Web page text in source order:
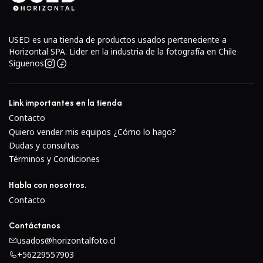
Pantalla táctil LCD de
1080/60p.
Sistema AF híbrido con325 puntos(detección de fase
y contraste).
Visor electrónico OLED de2.36m puntos.
Disparo en ráfaga hasta
Conectividad
control remoto.
Cuerpo compacto, ligero y de diseño clásico.
Color:Negro.
USED es una tienda de productos usados perteneciente a
Horizontal SPA. Lider en la industria de la fotografía en Chile
Síguenos
Link importantes en la tienda
Contacto
Quiero vender mis equipos ¿Cómo lo hago?
Dudas y consultas
Términos y Condiciones
Habla con nosotros.
Contacto
Contáctanos
usados@horizontalfoto.cl
+56229557903